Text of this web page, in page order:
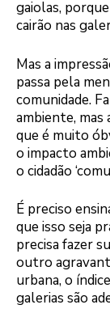
gaiolas,
cairão nas
Mas a
passa pela
comunidade.
ambiente, mas
que é muito
o impacto
o cidadão
É preciso
que isso seja
precisa fazer
outro
urbana, o
galerias são